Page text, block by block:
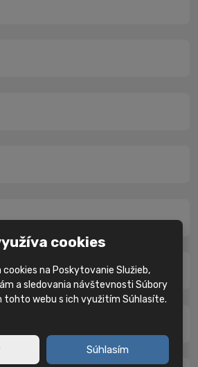
cookies
na Poskytovanie Služieb,
a sledovania návštevnosti Súbory
tohto webu s ich využitím Súhlasíte.
Súhlasím